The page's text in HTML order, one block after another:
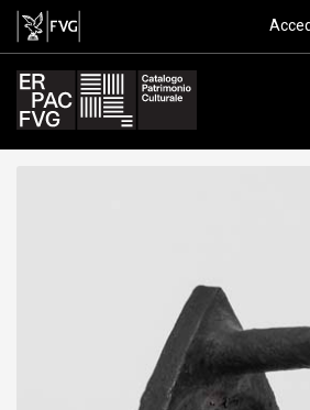
ferro da stiro, fier di